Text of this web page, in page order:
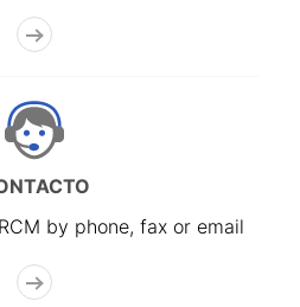
by phone, fax or email